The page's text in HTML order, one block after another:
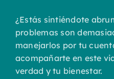
¿Estás sintiéndote
problemas son
manejarlos por tu
acompañarte en este
verdad y tu bienestar.